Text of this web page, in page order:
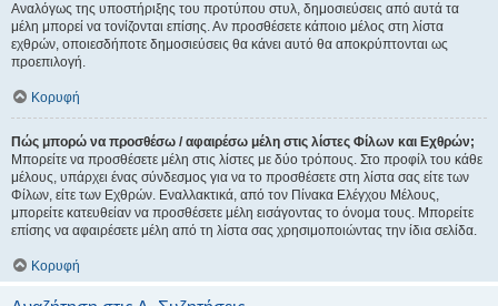
Αναλόγως της υποστήριξης του προτύπου στυλ, δημοσιεύσεις από αυτά τα
μέλη μπορεί να τονίζονται επίσης. Αν προσθέσετε κάποιο μέλος στη λίστα
εχθρών, οποιεσδήποτε δημοσιεύσεις θα κάνει αυτό θα αποκρύπτονται ως
προεπιλογή.
Κορυφή
Πώς μπορώ να προσθέσω / αφαιρέσω μέλη στις λίστες Φίλων και Εχθρών;
Μπορείτε να προσθέσετε μέλη στις λίστες με δύο τρόπους. Στο προφίλ του κάθε
μέλους, υπάρχει ένας σύνδεσμος για να το προσθέσετε στη λίστα σας είτε των
Φίλων, είτε των Εχθρών. Εναλλακτικά, από τον Πίνακα Ελέγχου Μέλους,
μπορείτε κατευθείαν να προσθέσετε μέλη εισάγοντας το όνομα τους. Μπορείτε
επίσης να αφαιρέσετε μέλη από τη λίστα σας χρησιμοποιώντας την ίδια σελίδα.
Κορυφή